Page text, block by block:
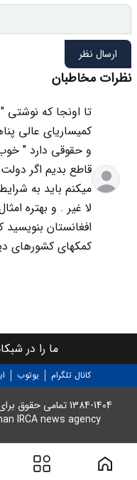
ارسال نظر
نظرات مخاطبان
تا اونجا که نوشتی
و حقوقی دارد "
قاطع بدیم اگر دولت
میکنم باید به
لا غیر . و بهتره
افغانستان
کمکهای کشورهای
ما را در
کانال تلگرام یوتوب
IRCA news agency